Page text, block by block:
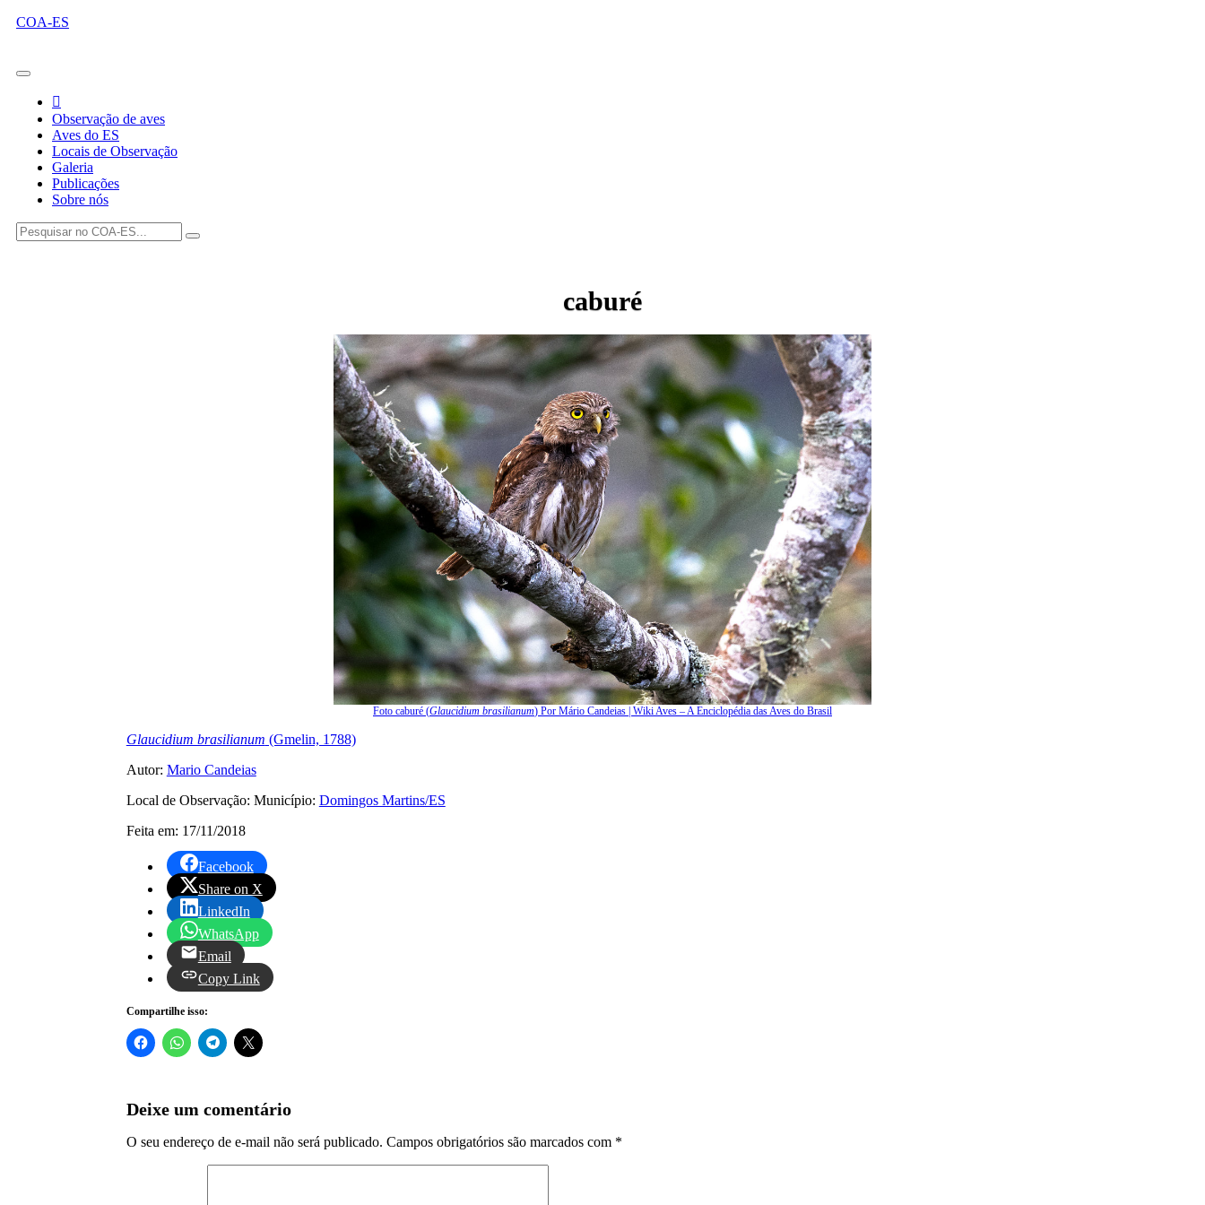
COA-ES
Observação de aves
Aves do ES
Locais de Observação
Galeria
Publicações
Sobre nós
caburé
Foto caburé (Glaucidium brasilianum) Por Mário Candeias | Wiki Aves – A Enciclopédia das Aves do Brasil
Glaucidium brasilianum (Gmelin, 1788)
Autor: Mario Candeias
Local de Observação: Município: Domingos Martins/ES
Feita em: 17/11/2018
Facebook
Share on X
LinkedIn
WhatsApp
Email
Copy Link
Compartilhe isso:
Deixe um comentário
O seu endereço de e-mail não será publicado. Campos obrigatórios são marcados com *